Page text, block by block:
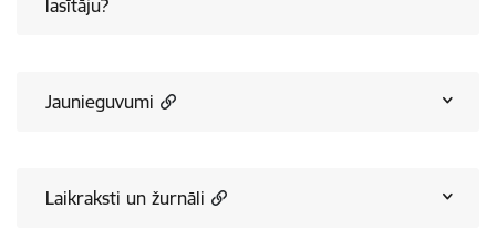
lasītāju?
Jaunieguvumi
Laikraksti un žurnāli